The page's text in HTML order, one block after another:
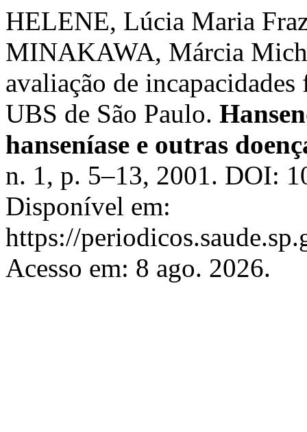
HELENE, Lúcia Maria
MINAKAWA, Márcia
avaliação de
UBS de São Paulo.
hanseníase e outras
n. 1, p. 5–13, 2001. DOI:
Disponível em:
https://
Acesso em: 8 ago. 2026.